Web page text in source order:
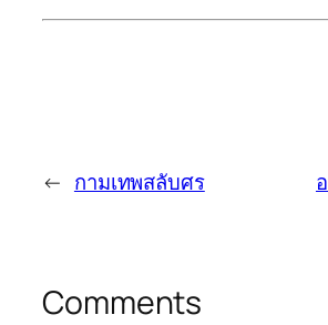
← กามเทพสลับศร
Comments